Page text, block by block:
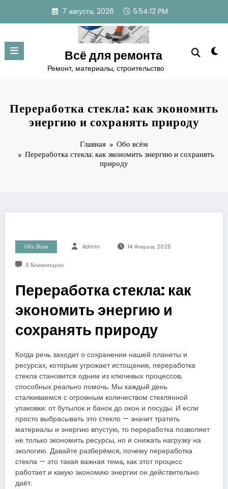
содержимому
7 августа, 2026 5:54:13 PM
Всё для ремонта
Ремонт, материалы, строительство
Переработка стекла: как экономить
энергию и сохранять природу
Главная
Обо всём
Переработка стекла: как экономить энергию и сохранять
природу
Обо Всём Admin 14 Февраля, 2025
0 Комментарии
Переработка стекла: как
экономить энергию и
сохранять природу
Когда речь заходит о сохранении нашей планеты и
ресурсах, которым угрожает истощение, переработка
стекла становится одним из ключевых процессов,
способных реально помочь. Мы каждый день
сталкиваемся с огромным количеством стеклянной
упаковки: от бутылок и банок до окон и посуды. И если
просто выбрасывать это стекло — значит тратить
материалы и энергию впустую, то переработка позволяет
не только экономить ресурсы, но и снижать нагрузку на
экологию. Давайте разберёмся, почему переработка
стекла — это такая важная тема, как этот процесс
работает и какую экономию энергии он действительно
даёт.